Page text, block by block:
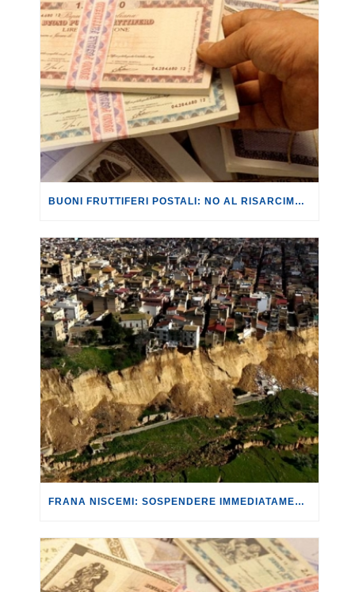
BUONI FRUTTIFERI POSTALI: NO AL RISARCIMENTO PER I BUONI PRESCRITTI ANCHE IN MANCANZA DI UNA CORRETTA INFORMAZIONE DA PARTE DI POSTE.
FRANA NISCEMI: SOSPENDERE IMMEDIATAMENTE NON SOLO LE RATE DEI MUTUI, MA ANCHE PAGAMENTI DI UTENZE E TASSE PER LE ABITAZIONI INAGIBILI O DISTRUTTE.